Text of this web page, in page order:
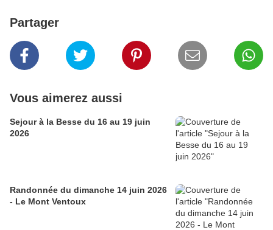
Partager
Vous aimerez aussi
Sejour à la Besse du 16 au 19 juin
2026
Randonnée du dimanche 14 juin 2026
- Le Mont Ventoux